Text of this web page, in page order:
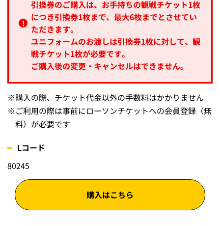
引換券のご購入は、お手持ちの観戦チケット1枚
につき引換券1枚まで、最大6枚までとさせてい
ただきます。
ユニフォームのお渡しは引換券1枚に対して、観
戦チケット1枚が必要です。
ご購入後の変更・キャンセルはできません。
※購入の際、チケット代金以外の手数料はかかりません
※ご利用の際は事前にローソンチケットへの会員登録（無
料）が必要です
Lコード
80245
購入はこちら